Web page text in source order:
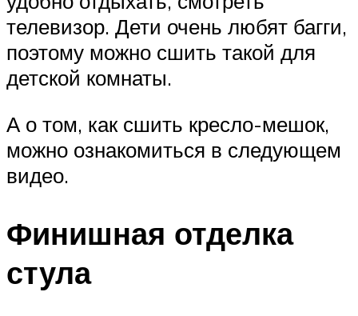
телевизор. Дети очень любят багги,
поэтому можно сшить такой для
детской комнаты.
А о том, как сшить кресло-мешок,
можно ознакомиться в следующем
видео.
Финишная отделка
стула